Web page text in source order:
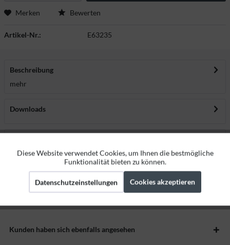
Merken Bewerten
Artikel-Nr.: E63235
Beschreibung
mehr
Downloads
Bewertungen lesen, schreiben und diskutieren...mehr
Herstellerangaben
Kunden haben sich ebenfalls angesehen
Funktionale Aktiv
Marketing Aktiv
Diese Website verwendet Cookies, um Ihnen die bestmögliche
Funktionalität bieten zu können.
Datenschutzeinstellungen Cookies akzeptieren